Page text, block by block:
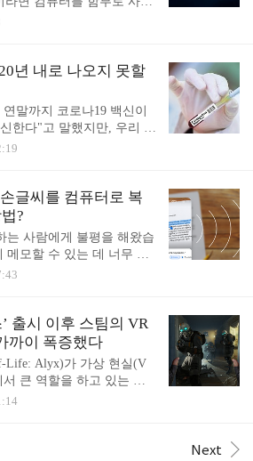
떻게 알 수 있을까요? 맥
나는 신호에는 어떤 것이
답변할 수 있는 어떤 ..
방지하기 위해 로그인 화
10) 바탕 화면으로 바
윈도우 10에서 로그인 화
인하는 방법을 살펴보겠
. 진행하려면 마이크로소
도우 10 계정을 사용해야
클릭하고 시작 메뉴에서
계정으로 로그인"을 클릭
내용대로 진행합니다. ..
년 내로 나오지 못할
말까지 코로나19 백신이
한다"고 말했지만, 우리 모
시기죠. 현재 전 세계에서
되고 있습니다. 2020년 5
개의 치료제와 99개의 백
지만, 최근의 역사를 보
나 백신만이 중대한 변화
일부 백신은 부분적으로
는 완전히 위험한 것일 수
가 느리고 힘든 과정입니
잘못된 결론에 도달하..
글씨를 컴퓨터로 복
?
는 사람에게 불평을 해왔습
메모할 수 있는 데 너무 불
, 종이에 적어놓고 사진
히 바뀌었습니다. 구글이
마트폰 카메라를 통해 복
터에 쉽게 붙여넣기 하는
즈(Google Lens) 앱에 새
이에 적은 손글씨나 단어,
직접 붙여넣을 수 있는데
아래와 같습니다. 1. 구글
복사..
출시 이후 스팀의 VR
까이 폭증했다
Life: Alyx)가 가상 현실(V
큰 역할을 하고 있는 것
문 매체인 로드 투 VR(Ro
가운데 95만 명이 VR 헤
Next